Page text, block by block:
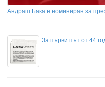
Андраш Бака е номиниран за
За първи път от 44